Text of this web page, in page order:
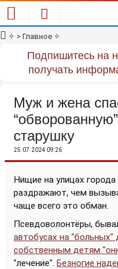
✧ > Главное ✧
Подпишитесь на
получать
Муж и жена
старушку
25.07.2024 09:26
Нищие на улицах
раздражают, чем
чаще всего это обман.
Псевдоволонтёры,
автобусах на "больных"
собственным детям
"лечение". Безногие